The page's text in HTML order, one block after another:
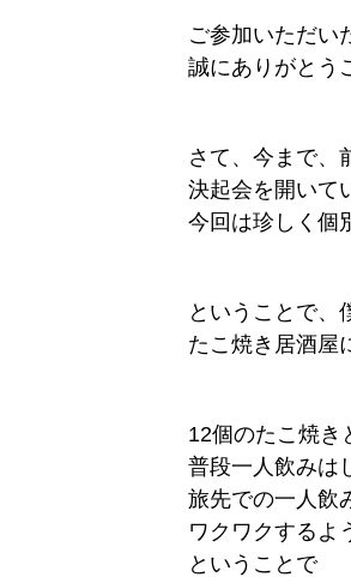
ご参加いただい
誠にありがとう
さて、今まで、
決起会を開いて
今回は珍しく個
ということで、
たこ焼き居酒屋
12個のたこ焼き
普段一人飲みは
旅先での一人飲
ワクワクするよ
ということで